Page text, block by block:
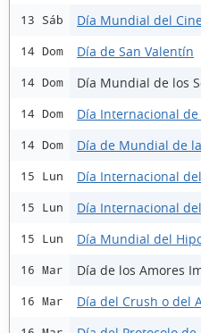
13 Sáb Día Mundial del
14 Dom Día de San Valentín
14 Dom Día Mundial de los
14 Dom Día Internacional
14 Dom Día de Mundial de
15 Lun Día Internacional
15 Lun Día Internacional
15 Lun Día Mundial del
16 Mar Día de los Amores
16 Mar Día del Crush o del